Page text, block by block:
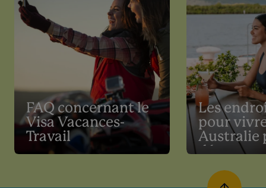
FAQ concernant le
Visa Vacances-
Travail
Les
pour
Australie